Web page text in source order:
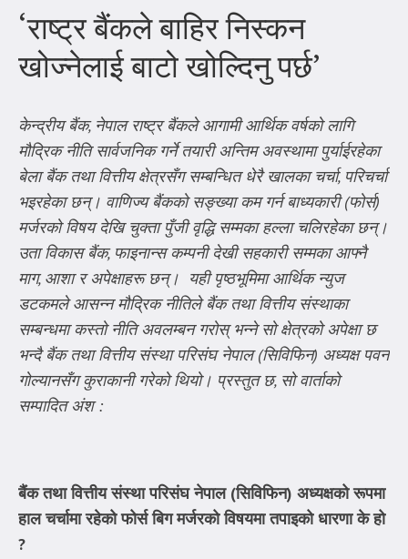
‘राष्ट्र बैंकले बाहिर निस्कन
खोज्नेलाई बाटो खोल्दिनु पर्छ’
केन्द्रीय बैंक, नेपाल राष्ट्र बैंकले आगामी आर्थिक वर्षको लागि
मौद्रिक नीति सार्वजनिक गर्ने तयारी अन्तिम अवस्थामा पुर्याईरहेका
बेला बैंक तथा वित्तीय क्षेत्रसँग सम्बन्धित धेरै खालका चर्चा, परिचर्चा
भइरहेका छन्। वाणिज्य बैंकको सङ्ख्या कम गर्न बाध्यकारी (फोर्स)
मर्जरको विषय देखि चुक्ता पुँजी वृद्धि सम्मका हल्ला चलिरहेका छन्।
उता विकास बैंक, फाइनान्स कम्पनी देखी सहकारी सम्मका आफ्नै
माग,आशा र अपेक्षाहरू छन्। यही पृष्ठभूमिमा आर्थिक न्युज
डटकमले आसन्न मौद्रिक नीतिले बैंक तथा वित्तीय संस्थाका
सम्बन्धमा कस्तो नीति अवलम्बन गरोस् भन्ने सो क्षेत्रको अपेक्षा छ
भन्दै बैंक तथा वित्तीय संस्था परिसंघ नेपाल (सिविफिन) अध्यक्ष पवन
गोल्यानसँग कुराकानी गरेको थियो। प्रस्तुत छ, सो वार्ताको
सम्पादित अंश :
बैंक तथा वित्तीय संस्था परिसंघ नेपाल (सिविफिन) अध्यक्षको रूपमा
हाल चर्चामा रहेको फोर्स बिग मर्जरको विषयमा तपाइको धारणा के हो
?